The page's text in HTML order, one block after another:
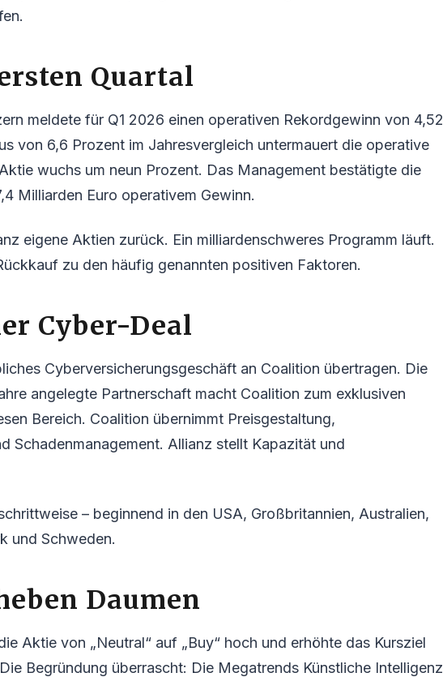
Quartal
meldete für Q1 2026 einen operativen Rekordgewinn von 4,52
von 6,6 Prozent im Jahresvergleich untermauert die operative
wuchs um neun Prozent. Das Management bestätigte die
Milliarden Euro operativem Gewinn.
eigene Aktien zurück. Ein milliardenschweres Programm läuft.
zu den häufig genannten positiven Faktoren.
Cyber-Deal
Cyberversicherungsgeschäft an Coalition übertragen. Die
angelegte Partnerschaft macht Coalition zum exklusiven
Bereich. Coalition übernimmt Preisgestaltung,
Schadenmanagement. Allianz stellt Kapazität und
– beginnend in den USA, Großbritannien, Australien,
und Schweden.
Daumen
Aktie von „Neutral“ auf „Buy“ hoch und erhöhte das Kursziel
Begründung überrascht: Die Megatrends Künstliche Intelligenz